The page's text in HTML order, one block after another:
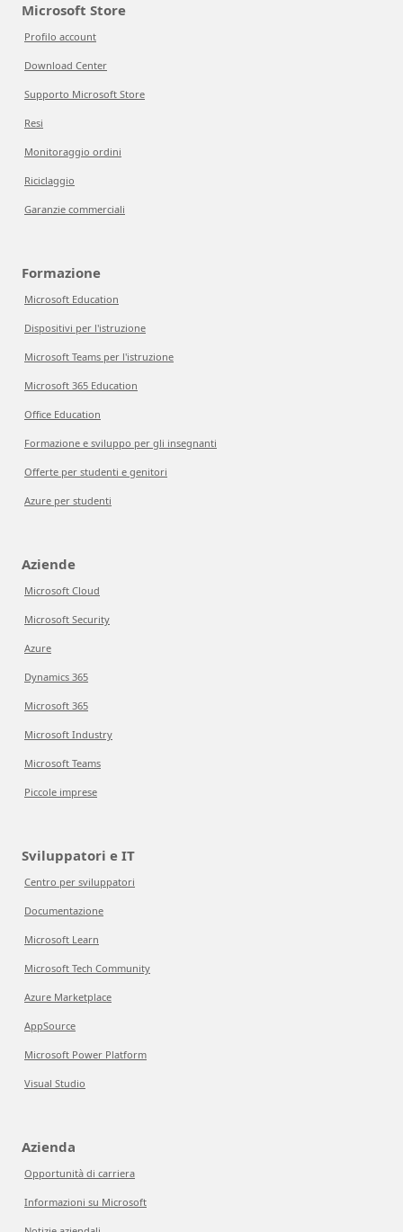
Microsoft Store
Profilo account
Download Center
Supporto Microsoft Store
Resi
Monitoraggio ordini
Riciclaggio
Garanzie commerciali
Formazione
Microsoft Education
Dispositivi per l'istruzione
Microsoft Teams per l'istruzione
Microsoft 365 Education
Office Education
Formazione e sviluppo per gli insegnanti
Offerte per studenti e genitori
Azure per studenti
Aziende
Microsoft Cloud
Microsoft Security
Azure
Dynamics 365
Microsoft 365
Microsoft Industry
Microsoft Teams
Piccole imprese
Sviluppatori e IT
Centro per sviluppatori
Documentazione
Microsoft Learn
Microsoft Tech Community
Azure Marketplace
AppSource
Microsoft Power Platform
Visual Studio
Azienda
Opportunità di carriera
Informazioni su Microsoft